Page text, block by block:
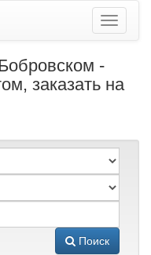
-
заказать на
Поиск